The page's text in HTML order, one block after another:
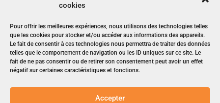
cookies
Pour offrir les meilleures expériences, nous utilisons des technologies telles
que les cookies pour stocker et/ou accéder aux informations des appareils.
Le fait de consentir à ces technologies nous permettra de traiter des données
telles que le comportement de navigation ou les ID uniques sur ce site. Le
fait de ne pas consentir ou de retirer son consentement peut avoir un effet
négatif sur certaines caractéristiques et fonctions.
Accepter
Contactez-nous via le
formulaire de contact ci-
dessous.